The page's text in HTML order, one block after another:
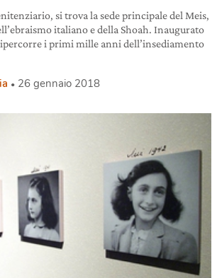
si trova la sede principale del Meis,
italiano e della Shoah. Inaugurato
i primi mille anni dell’insediamento
26 gennaio 2018